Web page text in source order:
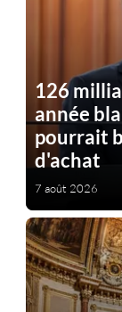
126
année
pourrait
d'achat
7 août 2026